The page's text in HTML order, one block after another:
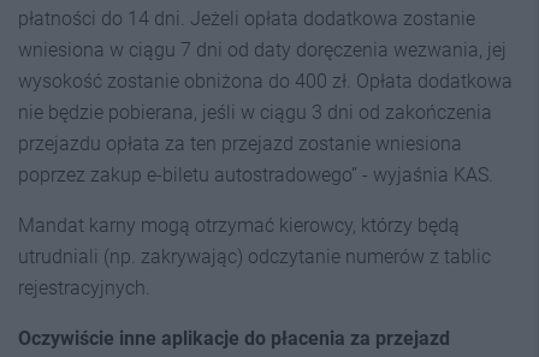
płatności do 14 dni. Jeżeli opłata dodatkowa zostanie
wniesiona w ciągu 7 dni od daty doręczenia wezwania, jej
wysokość zostanie obniżona do 400 zł. Opłata dodatkowa
nie będzie pobierana, jeśli w ciągu 3 dni od zakończenia
przejazdu opłata za ten przejazd zostanie wniesiona
poprzez zakup e-biletu autostradowego” - wyjaśnia KAS.
Mandat karny mogą otrzymać kierowcy, którzy będą
utrudniali (np. zakrywając) odczytanie numerów z tablic
rejestracyjnych.
Oczywiście inne aplikacje do płacenia za przejazd